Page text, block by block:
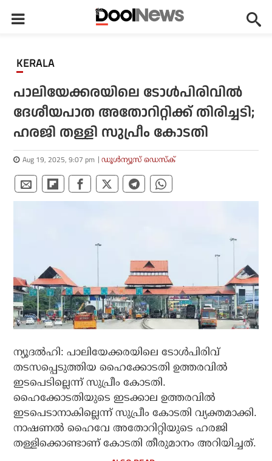
KERALA
പാലിയേക്കരയിലെ ടോള്‍പിരിവില്‍
ദേശീയപാത അതോറിറ്റിക്ക് തിരിച്ചടി;
ഹരജി തള്ളി സുപ്രീം കോടതി
Aug 19, 2025, 9:07 pm ഡൂള്‍ന്യൂസ് ഡെസ്‌ക്
ന്യൂദല്‍ഹി: പാലിയേക്കരയിലെ ടോള്‍പിരിവ്
തടസപ്പെടുത്തിയ ഹൈക്കോടതി ഉത്തരവില്‍
ഇടപെടില്ലെന്ന് സുപ്രീം കോടതി.
ഹൈക്കോടതിയുടെ ഇടക്കാല ഉത്തരവില്‍
ഇടപെടാനാകില്ലെന്ന് സുപ്രീം കോടതി വ്യക്തമാക്കി.
നാഷണല്‍ ഹൈവേ അതോറിറ്റിയുടെ ഹരജി
തള്ളിക്കൊണ്ടാണ് കോടതി തീരുമാനം അറിയിച്ചത്.